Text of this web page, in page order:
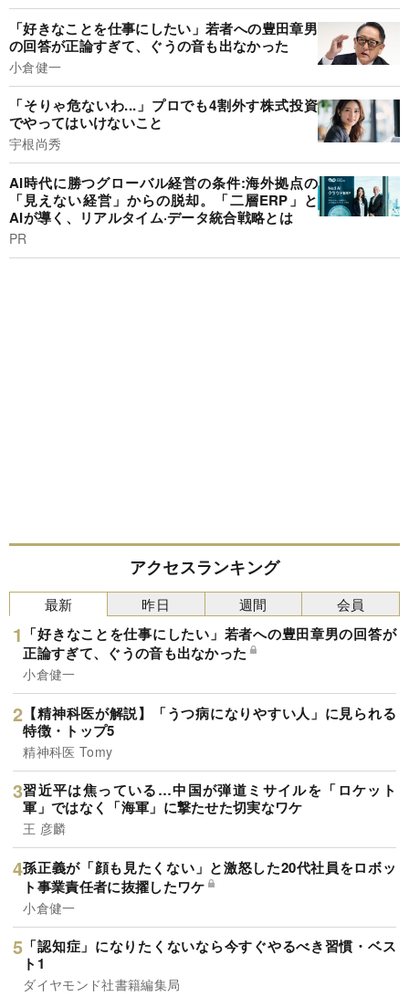
「好きなことを仕事にしたい」若者への豊田章男
の回答が正論すぎて、ぐうの音も出なかった
小倉健一
「そりゃ危ないわ...」プロでも4割外す株式投資
でやってはいけないこと
宇根尚秀
AI時代に勝つグローバル経営の条件:海外拠点の
「見えない経営」からの脱却。「二層ERP」と
AIが導く、リアルタイム·データ統合戦略とは
PR
アクセスランキング
最新
「好きなことを仕事にしたい」若者への豊田章男の回答が
正論すぎて、ぐうの音も出なかった
小倉健一
【精神科医が解説】「うつ病になりやすい人」に見られる
特徴・トップ5
精神科医 Tomy
習近平は焦っている…中国が弾道ミサイルを「ロケット
軍」ではなく「海軍」に撃たせた切実なワケ
王 彦麟
孫正義が「顔も見たくない」と激怒した20代社員をロボッ
ト事業責任者に抜擢したワケ
小倉健一
「認知症」になりたくないなら今すぐやるべき習慣・ベス
ト1
ダイヤモンド社書籍編集局
昨日 週間 会員